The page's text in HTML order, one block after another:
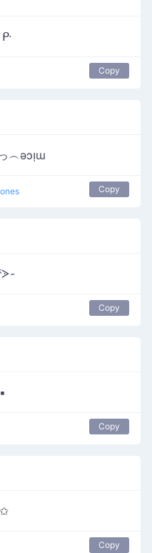
Copy
︵ǝɔᴉɯ
Copy
Copy
Copy
Copy